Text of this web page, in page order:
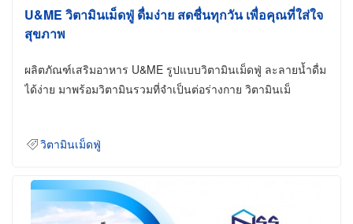
U&ME วิตามินเม็ดฟู่ ดื่มง่าย สดชื่นทุกวัน เพื่อคุณที่ใส่ใจ
สุขภาพ
ผลิตภัณฑ์เสริมอาหาร U&ME รูปแบบวิตามินเม็ดฟู่ ละลายน้ำดื่ม
ได้ง่าย มาพร้อมวิตามินรวมที่จำเป็นต่อร่างกาย วิตามินเม็
วิตามินเม็ดฟู่